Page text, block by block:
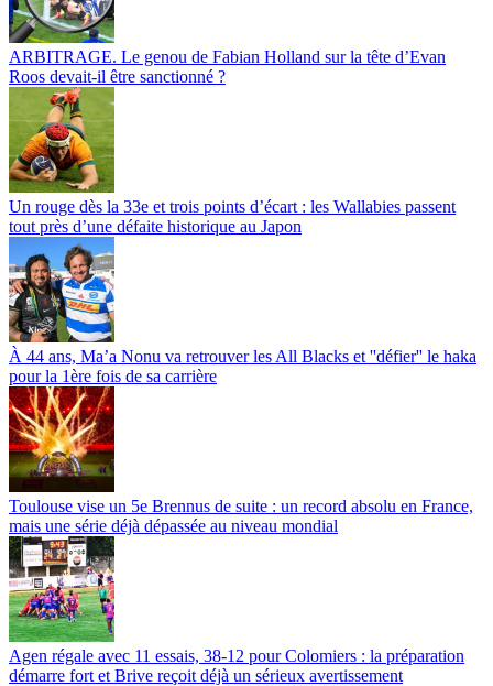
ARBITRAGE. Le genou de Fabian Holland sur la tête d’Evan
Roos devait-il être sanctionné ?
Un rouge dès la 33e et trois points d’écart : les Wallabies passent
tout près d’une défaite historique au Japon
À 44 ans, Ma’a Nonu va retrouver les All Blacks et ''défier'' le haka
pour la 1ère fois de sa carrière
Toulouse vise un 5e Brennus de suite : un record absolu en France,
mais une série déjà dépassée au niveau mondial
Agen régale avec 11 essais, 38-12 pour Colomiers : la préparation
démarre fort et Brive reçoit déjà un sérieux avertissement